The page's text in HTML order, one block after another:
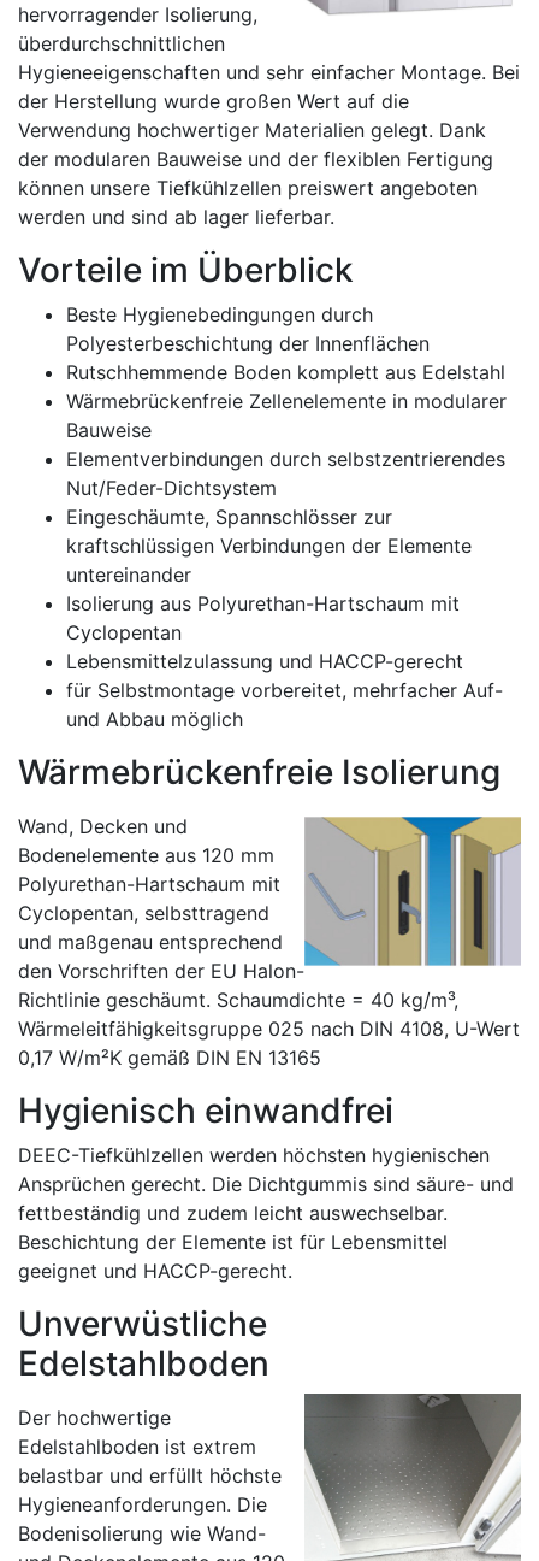
hervorragender Isolierung,
überdurchschnittlichen
Hygieneeigenschaften und sehr einfacher Montage. Bei
der Herstellung wurde großen Wert auf die
Verwendung hochwertiger Materialien gelegt. Dank
der modularen Bauweise und der flexiblen Fertigung
können unsere Tiefkühlzellen preiswert angeboten
werden und sind ab lager lieferbar.
Vorteile im Überblick
Beste Hygienebedingungen durch
Polyesterbeschichtung der Innenflächen
Rutschhemmende Boden komplett aus Edelstahl
Wärmebrückenfreie Zellenelemente in modularer
Bauweise
Elementverbindungen durch selbstzentrierendes
Nut/Feder-Dichtsystem
Eingeschäumte, Spannschlösser zur
kraftschlüssigen Verbindungen der Elemente
untereinander
Isolierung aus Polyurethan-Hartschaum mit
Cyclopentan
Lebensmittelzulassung und HACCP-gerecht
für Selbstmontage vorbereitet, mehrfacher Auf-
und Abbau möglich
Wärmebrückenfreie Isolierung
Wand, Decken und
Bodenelemente aus 120 mm
Polyurethan-Hartschaum mit
Cyclopentan, selbsttragend
und maßgenau entsprechend
den Vorschriften der EU Halon-
Richtlinie geschäumt. Schaumdichte = 40 kg/m³,
Wärmeleitfähigkeitsgruppe 025 nach DIN 4108, U-Wert
0,17 W/m²K gemäß DIN EN 13165
Hygienisch einwandfrei
DEEC-Tiefkühlzellen werden höchsten hygienischen
Ansprüchen gerecht. Die Dichtgummis sind säure- und
fettbeständig und zudem leicht auswechselbar.
Beschichtung der Elemente ist für Lebensmittel
geeignet und HACCP-gerecht.
Unverwüstliche
Edelstahlboden
Der hochwertige
Edelstahlboden ist extrem
belastbar und erfüllt höchste
Hygieneanforderungen. Die
Bodenisolierung wie Wand-